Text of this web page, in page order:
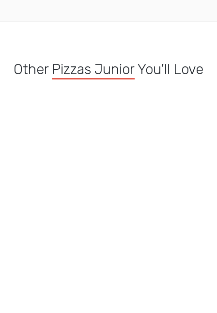
Other Pizzas Junior You'll Love